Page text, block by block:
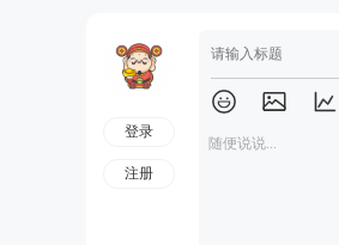
登录
注册
随便说说...